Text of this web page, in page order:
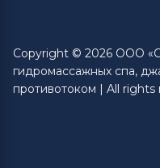
Copyright © 2026 ООО
гидромассажных спа,
противотоком | All